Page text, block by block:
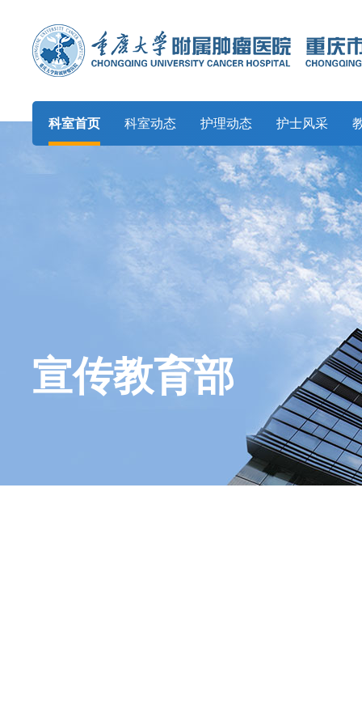
科室首页 科室动态 护理动态 护士风采
宣传教育部